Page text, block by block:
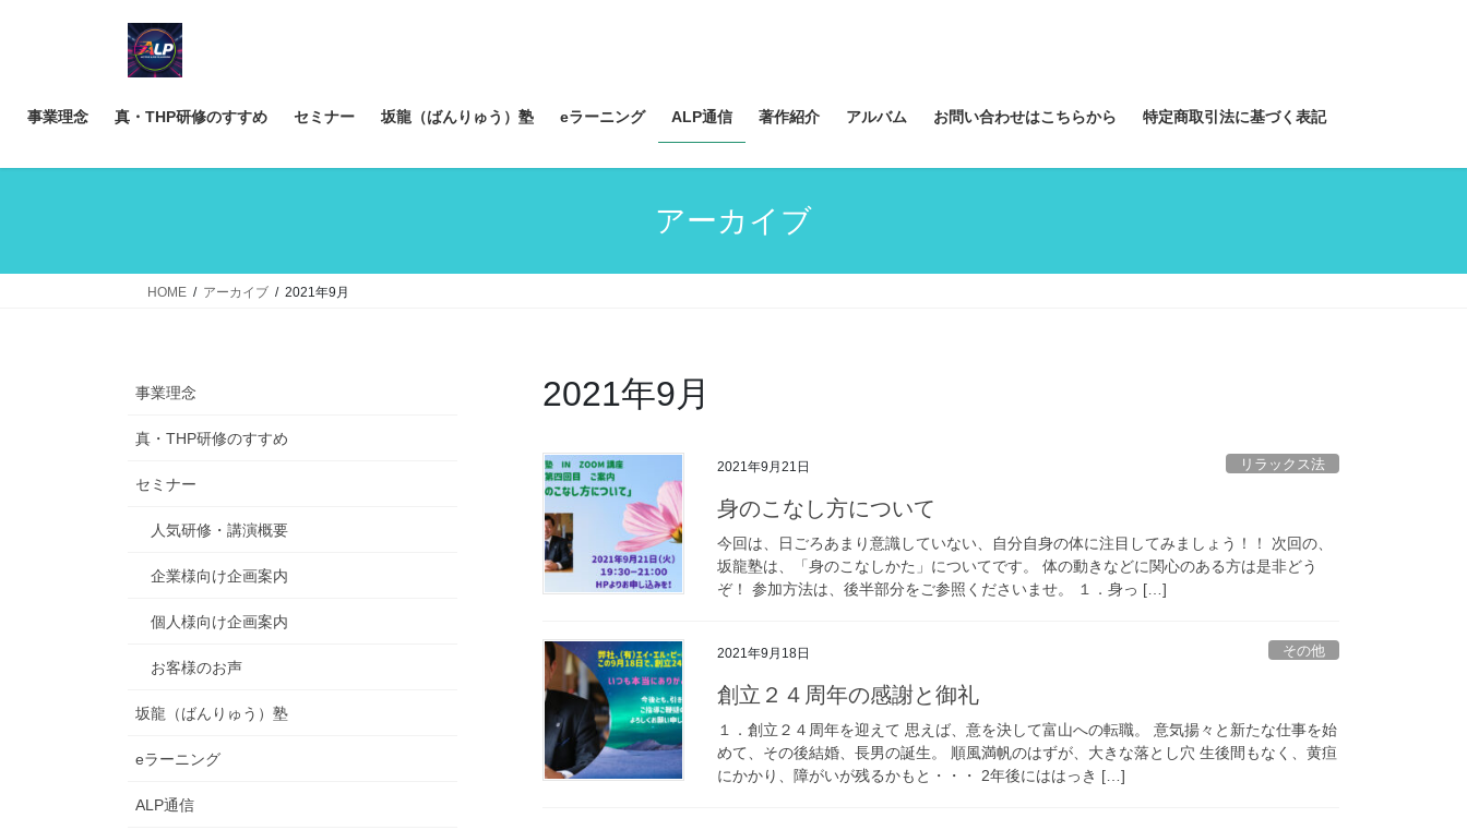
ス
ン
事業理念 真・THP研修のすすめ セミナー 坂龍（ばんりゅう）塾 eラーニング ALP通信 著作紹介 アルバム お問い合わせはこちらから 特定商取引法に基づく表記
アーカイブ
HOME アーカイブ 2021年9月
2021年9月
2021年9月21日 リラックス法
身のこなし方について
今回は、日ごろあまり意識していない、自分自身の体に注目してみましょう！！ 次回の、
坂龍塾は、「身のこなしかた」についてです。 体の動きなどに関心のある方は是非どう
ぞ！ 参加方法は、後半部分をご参照くださいませ。 １．身っ […]
2021年9月18日 その他
創立２４周年の感謝と御礼
１．創立２４周年を迎えて 思えば、意を決して富山への転職。 意気揚々と新たな仕事を始
めて、その後結婚、長男の誕生。 順風満帆のはずが、大きな落とし穴 生後間もなく、黄疸
にかかり、障がいが残るかもと・・・ 2年後にははっき […]
事業理念
真・THP研修のすすめ
セミナー
人気研修・講演概要
企業様向け企画案内
個人様向け企画案内
お客様のお声
坂龍（ばんりゅう）塾
eラーニング
ALP通信